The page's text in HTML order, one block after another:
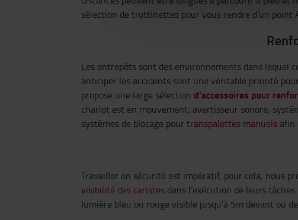
sélection de trottinettes pour vous rendre d’un point
Les entrepôts sont des environnements dans
anticiper les accidents sont une véritable priorité
propose une large sélection d’accessoires pour
chariot est en mouvement, avertisseur sonore,
systèmes de blocage pour transpalettes manuels afin
Travailler en sécurité est impératif, pour cela, nous
visibilité des caristes dans l’exécution de leurs
lumière bleu ou rouge visible jusqu’à 5m devant ou